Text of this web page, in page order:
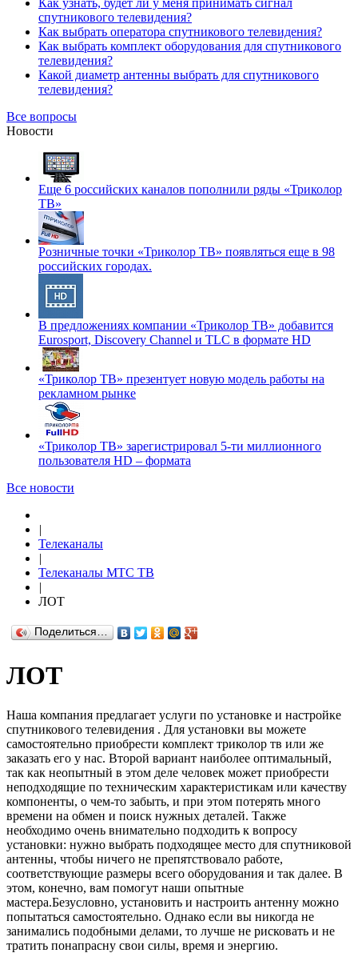
Как узнать, будет ли у меня принимать сигнал
спутникового телевидения?
Как выбрать оператора спутникового телевидения?
Как выбрать комплект оборудования для спутникового
телевидения?
Какой диаметр антенны выбрать для спутникового
телевидения?
Все вопросы
Новости
Еще 6 российских каналов пополнили ряды «Триколор
ТВ»
Розничные точки «Триколор ТВ» появляться еще в 98
российских городах.
В предложениях компании «Триколор ТВ» добавится
Eurosport, Discovery Channel и TLC в формате HD
«Триколор ТВ» презентует новую модель работы на
рекламном рынке
«Триколор ТВ» зарегистрировал 5-ти миллионного
пользователя HD – формата
Все новости
|
Телеканалы
|
Телеканалы МТС ТВ
|
ЛОТ
Поделиться…
ЛОТ
Наша компания предлагает услуги по установке и настройке
спутникового телевидения . Для установки вы можете
самостоятельно приобрести комплект триколор тв или же
заказать его у нас. Второй вариант наиболее оптимальный,
так как неопытный в этом деле человек может приобрести
неподходящие по техническим характеристикам или качеству
компоненты, о чем-то забыть, и при этом потерять много
времени на обмен и поиск нужных деталей. Также
необходимо очень внимательно подходить к вопросу
установки: нужно выбрать подходящее место для спутниковой
антенны, чтобы ничего не препятствовало работе,
соответствующие размеры всего оборудования и так далее. В
этом, конечно, вам помогут наши опытные
мастера.Безусловно, установить и настроить антенну можно
попытаться самостоятельно. Однако если вы никогда не
занимались подобными делами, то лучше не рисковать и не
тратить понапрасну свои силы, время и энергию.